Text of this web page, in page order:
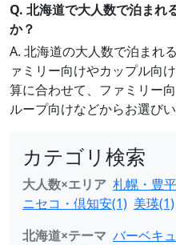
Q. 北海道で大人数で泊まれ
か？
A. 北海道の大人数で泊まれ
ァミリー向けやカップル向
算に合わせて、ファミリー
ループ向けなどからお選びい
カテゴリ検索
大人数×エリア 札幌・豊
ニセコ・倶知安(1) 美瑛(1)
北海道×テーマ バーベキ